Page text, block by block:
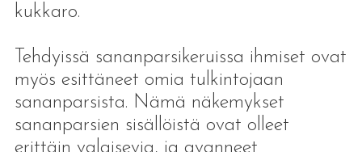
kukkaro.
Tehdyissä sananparsikeruissa ihmiset ovat
myös esittäneet omia tulkintojaan
sananparsista. Nämä näkemykset
sananparsien sisällöistä ovat olleet
erittäin valaisevia, ja avanneet